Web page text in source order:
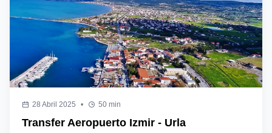
28 Abril 2025 • 50 min
Transfer Aeropuerto Izmir - Urla